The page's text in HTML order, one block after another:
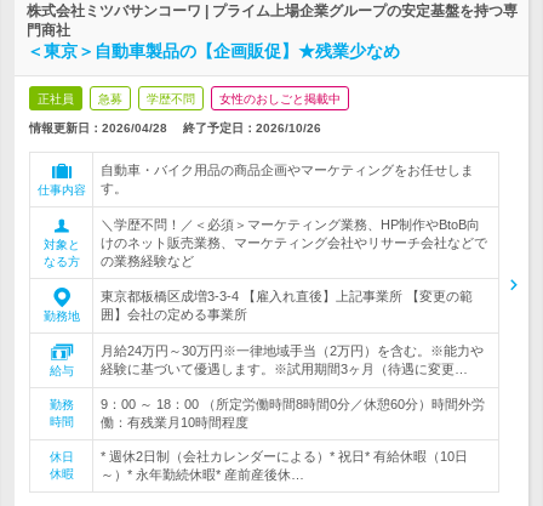
株式会社ミツバサンコーワ | プライム上場企業グループの安定基盤を持つ専
門商社
＜東京＞自動車製品の【企画販促】★残業少なめ
正社員 急募 学歴不問 女性のおしごと掲載中
情報更新日：2026/04/28 終了予定日： 2026/10/26
仕事内容
自動車・バイク用品の商品企画やマーケティングをお任せしま
す。
対象と
なる方
＼学歴不問！／＜必須＞マーケティング業務、HP制作やBtoB向
けのネット販売業務、マーケティング会社やリサーチ会社などで
の業務経験など
勤務地
東京都板橋区成増3-3-4 【雇入れ直後】上記事業所 【変更の範
囲】会社の定める事業所
給与
月給24万円～30万円※一律地域手当（2万円）を含む。※能力や
経験に基づいて優遇します。※試用期間3ヶ月（待遇に変更…
勤務
時間
9：00 ～ 18：00 （所定労働時間8時間0分／休憩60分）時間外労
働：有残業月10時間程度
休日
休暇
* 週休2日制（会社カレンダーによる）* 祝日* 有給休暇（10日
～）* 永年勤続休暇* 産前産後休…